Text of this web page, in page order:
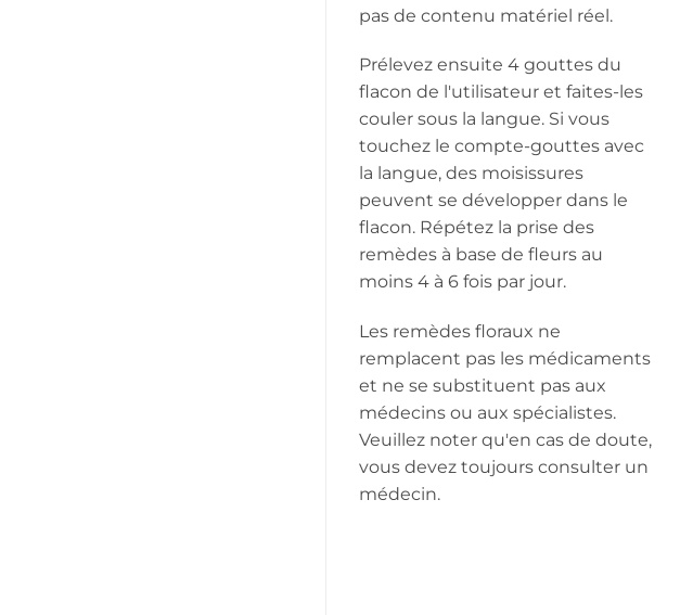
pas de contenu matériel réel.
Prélevez ensuite 4 gouttes du
flacon de l'utilisateur et faites-les
couler sous la langue. Si vous
touchez le compte-gouttes avec
la langue, des moisissures
peuvent se développer dans le
flacon. Répétez la prise des
remèdes à base de fleurs au
moins 4 à 6 fois par jour.
Les remèdes floraux ne
remplacent pas les médicaments
et ne se substituent pas aux
médecins ou aux spécialistes.
Veuillez noter qu'en cas de doute,
vous devez toujours consulter un
médecin.